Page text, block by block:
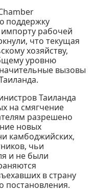
поддержку
рабочей
что текущая
хозяйству,
уровню
вызовы
Таиланда
на смягчение
разрешено
новых
камбоджийских,
чьи
и не были
в страну
постановления.